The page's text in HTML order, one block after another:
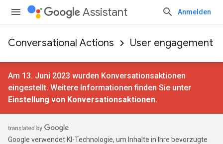
Assistant Anmelden
Conversational Actions User engagement
Am 13. Juni 2023 wurden Konversationsaktionen
eingestellt. Weitere Informationen finden Sie unter
Einstellung von Konversationsaktionen.
Google verwendet KI-Technologie, um Inhalte in Ihre bevorzugte